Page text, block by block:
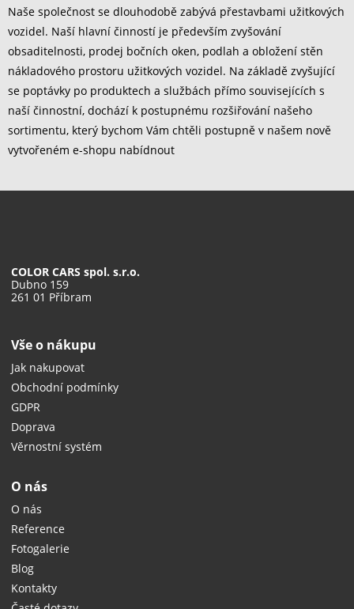
Naše společnost se dlouhodobě zabývá přestavbami užitkových
vozidel. Naší hlavní činností je především zvyšování
obsaditelnosti, prodej bočních oken, podlah a obložení stěn
nákladového prostoru užitkových vozidel. Na základě zvyšující
se poptávky po produktech a službách přímo souvisejících s
naší činnostní, dochází k postupnému rozšiřování našeho
sortimentu, který bychom Vám chtěli postupně v našem nově
vytvořeném e-shopu nabídnout
COLOR CARS spol. s.r.o.
Dubno 159
261 01 Příbram
Vše o nákupu
Jak nakupovat
Obchodní podmínky
GDPR
Doprava
Věrnostní systém
O nás
O nás
Reference
Fotogalerie
Blog
Kontakty